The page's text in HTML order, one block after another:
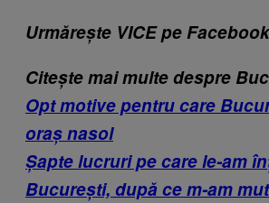
Urmărește VICE pe
Citește mai multe despre
Opt motive pentru care
oraş nasol
Șapte lucruri pe care le-am
București, după ce m-am